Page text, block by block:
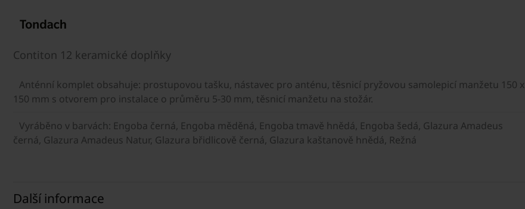
Contiton 12 keramické doplňky
Anténní komplet obsahuje: prostupovou tašku, nástavec pro anténu, těsnicí pryžovou samolepicí manžetu 150 x
150 mm s otvorem pro instalace o průměru 5-30 mm, těsnicí manžetu na stožár.
Vyráběno v barvách: Engoba černá, Engoba měděná, Engoba tmavě hnědá, Engoba šedá, Glazura Amadeus
černá, Glazura Amadeus Natur, Glazura břidlicově černá, Glazura kaštanově hnědá, Režná
Další informace